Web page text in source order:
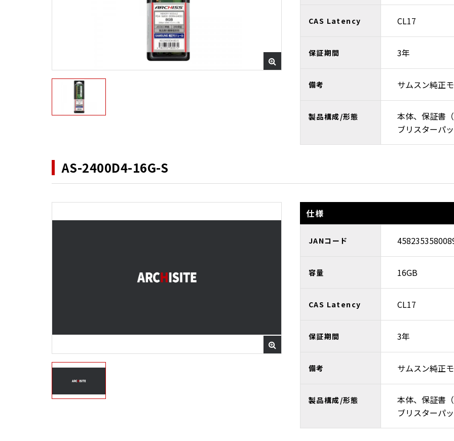
CAS Latency CL17
保証期間 3年
備考 サムスン純正
製品構成/形態
本体、保証書
ブリスターパ
AS-2400D4-16G-S
仕様
JANコード
容量 16GB
CAS Latency CL17
保証期間 3年
備考 サムスン純正
製品構成/形態
本体、保証書
ブリスターパ